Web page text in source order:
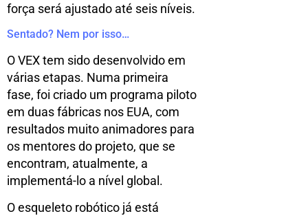
força será ajustado até seis níveis.
Sentado? Nem por isso…
O VEX tem sido desenvolvido em
várias etapas. Numa primeira
fase, foi criado um programa piloto
em duas fábricas nos EUA, com
resultados muito animadores para
os mentores do projeto, que se
encontram, atualmente, a
implementá-lo a nível global.
O esqueleto robótico já está